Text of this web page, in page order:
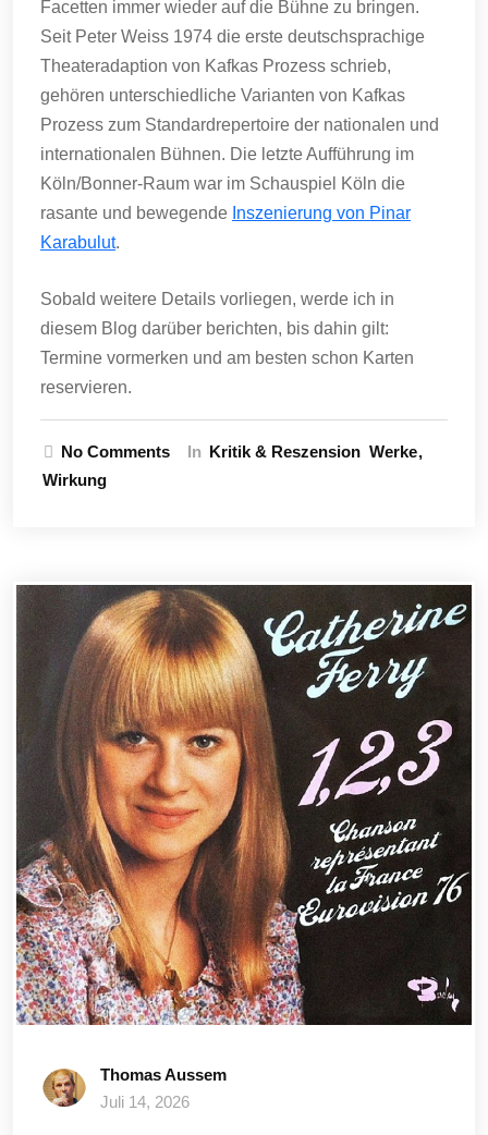
Facetten immer wieder auf die Bühne zu bringen.
Seit Peter Weiss 1974 die erste deutschsprachige
Theateradaption von Kafkas Prozess schrieb,
gehören unterschiedliche Varianten von Kafkas
Prozess zum Standardrepertoire der nationalen und
internationalen Bühnen. Die letzte Aufführung im
Köln/Bonner-Raum war im Schauspiel Köln die
rasante und bewegende Inszenierung von Pinar
Karabulut.
Sobald weitere Details vorliegen, werde ich in
diesem Blog darüber berichten, bis dahin gilt:
Termine vormerken und am besten schon Karten
reservieren.
No Comments In Kritik & Reszension Werke
Wirkung
Thomas Aussem
Juli 14, 2026